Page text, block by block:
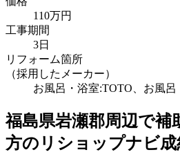
110万円
工事期間
3日
リフォーム箇所
（採用したメーカー）
お風呂・浴室:TOTO、お風呂
福島県岩瀬郡周辺で補
方のリショップナビ成